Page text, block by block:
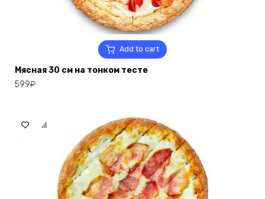
Add to cart
Мясная 30 см на тонком тесте
599₽